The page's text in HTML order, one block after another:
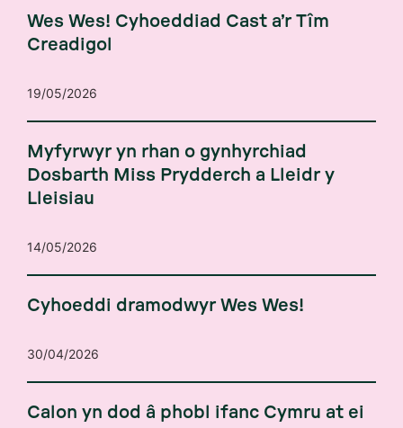
Wes Wes! Cyhoeddiad Cast a’r Tîm
Creadigol
19/05/2026
Myfyrwyr yn rhan o gynhyrchiad
Dosbarth Miss Prydderch a Lleidr y
Lleisiau
14/05/2026
Cyhoeddi dramodwyr Wes Wes!
30/04/2026
Calon yn dod â phobl ifanc Cymru at ei